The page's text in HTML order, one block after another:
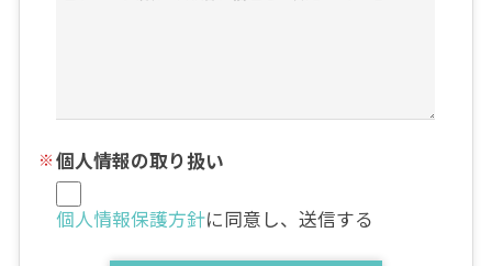
個人情報の取り扱い
個人情報保護方針に同意し、送信する